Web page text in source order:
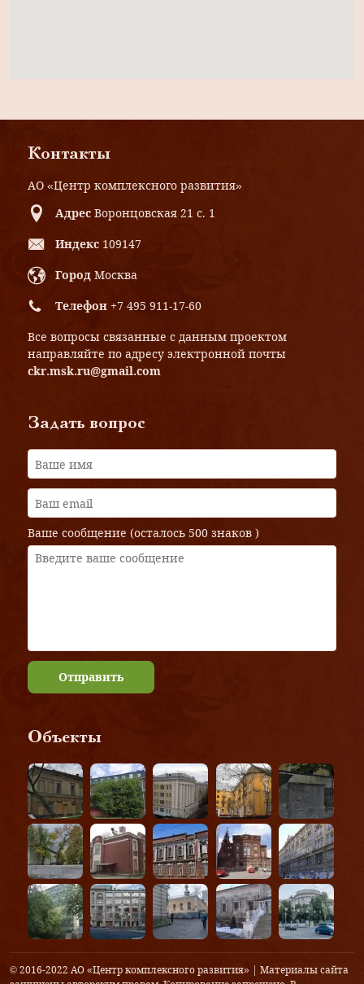
Контакты
АО «Центр комплексного развития»
Адрес Воронцовская 21 с. 1
Индекс 109147
Город Москва
Телефон +7 495 911-17-60
Все вопросы связанные с данным проектом
направляйте по адресу электронной почты
ckr.msk.ru@gmail.com
Задать вопрос
Ваше сообщение (осталось 500 знаков )
Отправить
Объекты
© 2016-2022 АО «Центр комплексного развития» | Материалы сайта